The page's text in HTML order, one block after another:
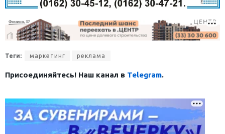
Теги: маркетинг реклама
Присоединяйтесь! Наш канал в Telegram.